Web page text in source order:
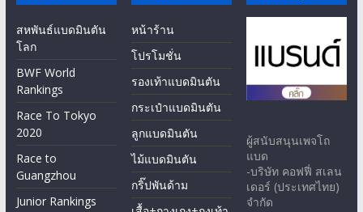
สหพันธ์แบดมินตัน
โลก
BWF World
Rankings
Race To Tokyo
2020
Race to
Guangzhou
Junior Rankings
หน้าร้าน
โปรโมชั่น
รองเท้าแบดมินตัน
กระเป๋าแบดมินตัน
ลูกแบดมินตัน
ไม้แบดมินตัน
กริ๊ปพันด้าม
ผู้สนับสนุนเพจโถ
แบด
-บริษัท คอฟฟี่ สเลน
เดอร์ (ประเทศไทย)
จำกัด